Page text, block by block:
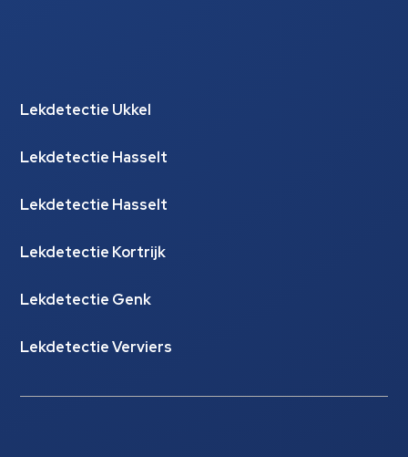
Lekdetectie Ukkel
Lekdetectie Hasselt
Lekdetectie Hasselt
Lekdetectie Kortrijk
Lekdetectie Genk
Lekdetectie Verviers